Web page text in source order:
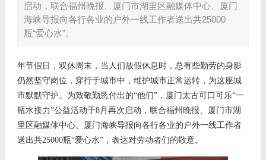
启动，联合福州晚报、厦门市湖里区融媒体中心、厦门
海峡导报向各行各业的户外一线工作者送出共25000
瓶“爱心水”。
年节假日，双休周末，当人们放假休息时，总有些勤劳的身影
仍然坚守岗位，穿行于城市中，维护城市正常运转，为这座城
市默默守护。为致敬勤恳付出的“他们”，厦门 太古可口可乐“一
瓶水接力”公益活动于8月 再次启动 ， 联合福州晚报、 厦门市湖
里区融媒体中心、 厦门海峡导报向各行各业的 户外一线工作者
送出共25000瓶“爱心水”，表达对劳动者们的敬意。